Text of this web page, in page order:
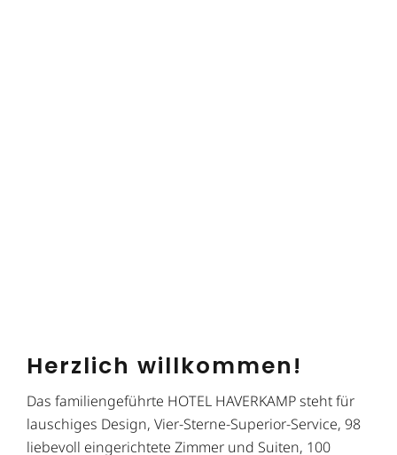
Herzlich willkommen!
Das familiengeführte HOTEL HAVERKAMP steht für
lauschiges Design, Vier-Sterne-Superior-Service, 98
liebevoll eingerichtete Zimmer und Suiten, 100